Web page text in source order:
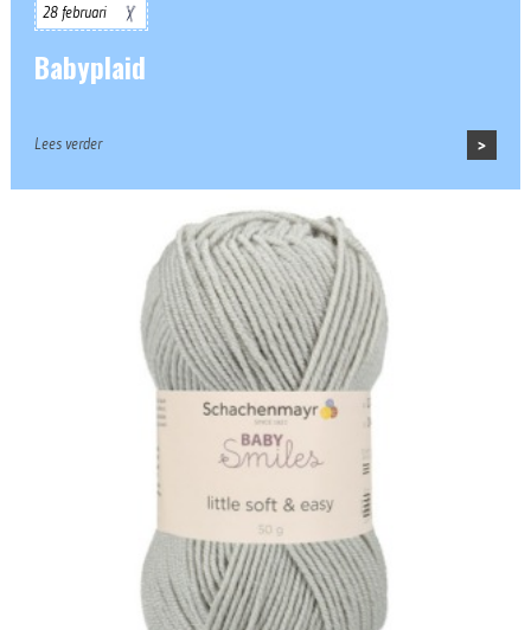
28 februari
Babyplaid
Lees verder